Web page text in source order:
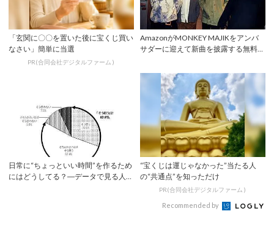
「玄関に〇〇を置いた後に宝くじ買い
なさい」簡単に当選
PR(合同会社デジタルファーム )
AmazonがMONKEY MAJIKをアンバ
サダーに迎えて新曲を披露する無料
日常に“ちょっといい時間”を作るため
にはどうしてる？―データで見る人々
“宝くじは運じゃなかった”当たる人
の“共通点”を知っただけ
PR(合同会社デジタルファーム )
Recommended by